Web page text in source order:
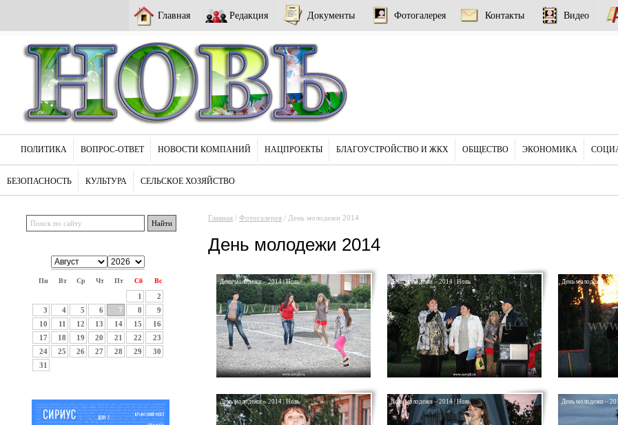
Главная Редакция Документы Фотогалерея Контакты Видео
ПОЛИТИКА ВОПРОС-ОТВЕТ НОВОСТИ КОМПАНИЙ НАЦПРОЕКТЫ БЛАГОУСТРОЙСТВО И ЖКХ ОБЩЕСТВО ЭКОНОМИКА
БЕЗОПАСНОСТЬ КУЛЬТУРА СЕЛЬСКОЕ ХОЗЯЙСТВО
Пн Вт Ср Чт Пт Сб Вс
1
2
3
4 5 6 7 8
9
10
11 12 13 14 15
16
17
18 19 20 21 22
23
24
25 26 27 28 29
30
31
Главная / Фотогалерея / День молодежи 2014
День молодежи 2014
День молодежи – 2014 | Новь День молодежи – 2014 | Новь День молодежи –
День молодежи – 2014 | Новь День молодежи – 2014 | Новь День молодежи –